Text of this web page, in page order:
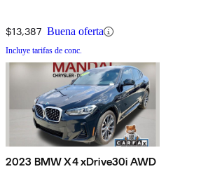
$13,387 Buena oferta
Incluye tarifas de conc.
2023 BMW X4 xDrive30i AWD